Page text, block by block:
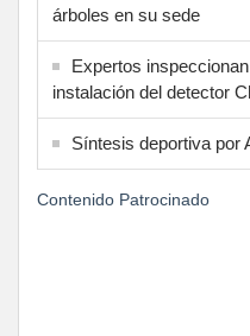
árboles en su sede
Expertos
instalación del detector
Síntesis deportiva por
Contenido Patrocinado